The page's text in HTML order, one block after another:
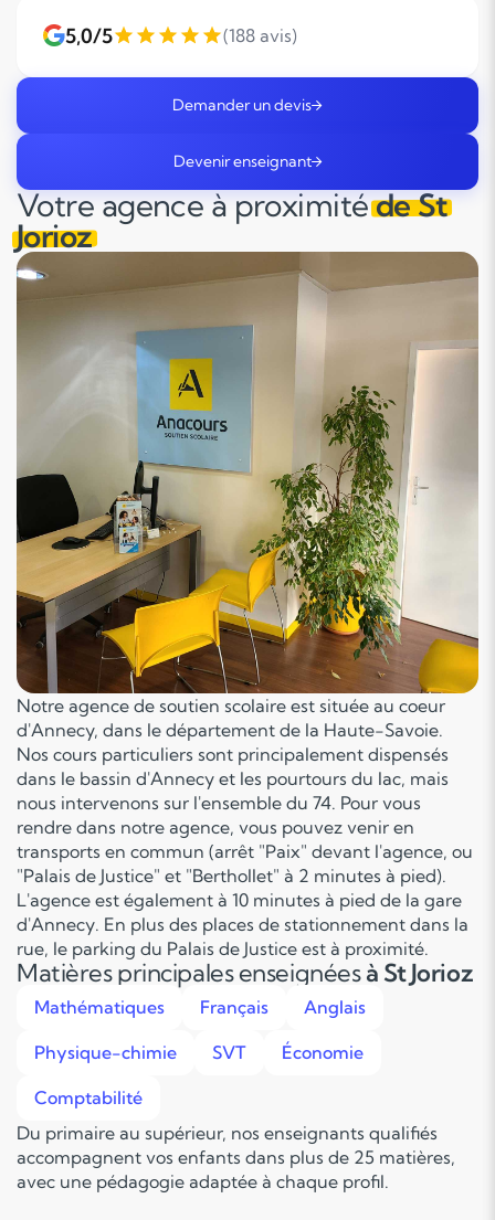
Votre agence à proximitéde St
Jorioz
Notre agence de soutien scolaire est située au coeur
d'Annecy, dans le département de la Haute-Savoie.
Nos cours particuliers sont principalement dispensés
dans le bassin d'Annecy et les pourtours du lac, mais
nous intervenons sur l'ensemble du 74. Pour vous
rendre dans notre agence, vous pouvez venir en
transports en commun (arrêt "Paix" devant l'agence, ou
"Palais de Justice" et "Berthollet" à 2 minutes à pied).
L'agence est également à 10 minutes à pied de la gare
d'Annecy. En plus des places de stationnement dans la
rue, le parking du Palais de Justice est à proximité.
Matières principales enseignéesà St Jorioz
Mathématiques Français Anglais
Physique-chimie SVT Économie
Comptabilité
Du primaire au supérieur, nos enseignants qualifiés
accompagnent vos enfants dans plus de 25 matières,
avec une pédagogie adaptée à chaque profil.
5,0/5 (188 avis)
Demander un devis
Devenir enseignant